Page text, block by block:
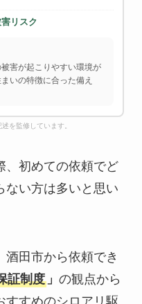
リスク
害が起こりやすい環境が
いの特徴に合った備え
を監修しています。
、初めての依頼でど
ない方は多いと思い
酒田市から依頼でき
証制度」 の観点から